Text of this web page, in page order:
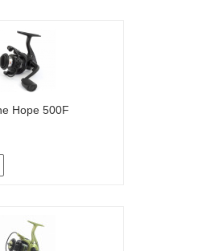
Hope 500F